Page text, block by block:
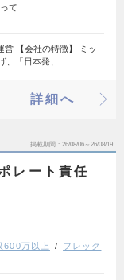
て
営 【会社の特徴】 ミッ
、「日本発、…
詳細へ
掲載期間 26/08/06～26/08/19
レート責任
600万以上
フレック